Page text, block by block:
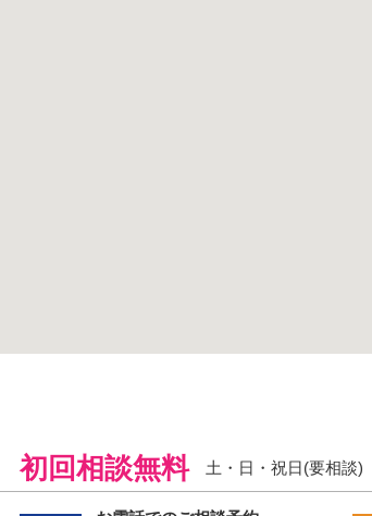
初回相談無料 土・日・祝日(要相談)